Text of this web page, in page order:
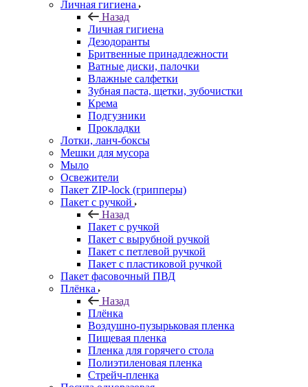
Личная гигиена
Назад
Личная гигиена
Дезодоранты
Бритвенные принадлежности
Ватные диски, палочки
Влажные салфетки
Зубная паста, щетки, зубочистки
Крема
Подгузники
Прокладки
Лотки, ланч-боксы
Мешки для мусора
Мыло
Освежители
Пакет ZIP-lock (грипперы)
Пакет с ручкой
Назад
Пакет с ручкой
Пакет с вырубной ручкой
Пакет с петлевой ручкой
Пакет с пластиковой ручкой
Пакет фасовочный ПВД
Плёнка
Назад
Плёнка
Воздушно-пузырьковая пленка
Пищевая пленка
Пленка для горячего стола
Полиэтиленовая пленка
Стрейч-пленка